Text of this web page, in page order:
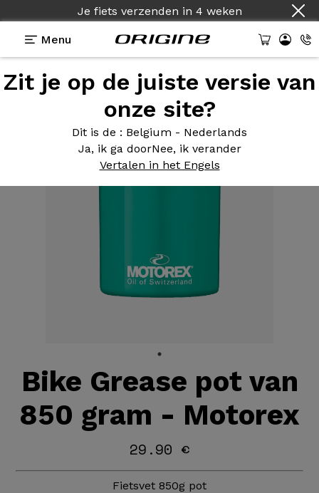
Je fiets verzenden in 4 weken
Menu
Zit je op de juiste versie van
onze site?
Dit is de : Belgium - Nederlands
Ja, ik ga doorNee, ik verander
Vertalen in het Engels
Uitrusting>Onderhoudsproducten>Bike Grease
montagevet pot 850g
Bike Grease pot van
850 gram - Motorex
29.90 €
Fietsvet 850g pot